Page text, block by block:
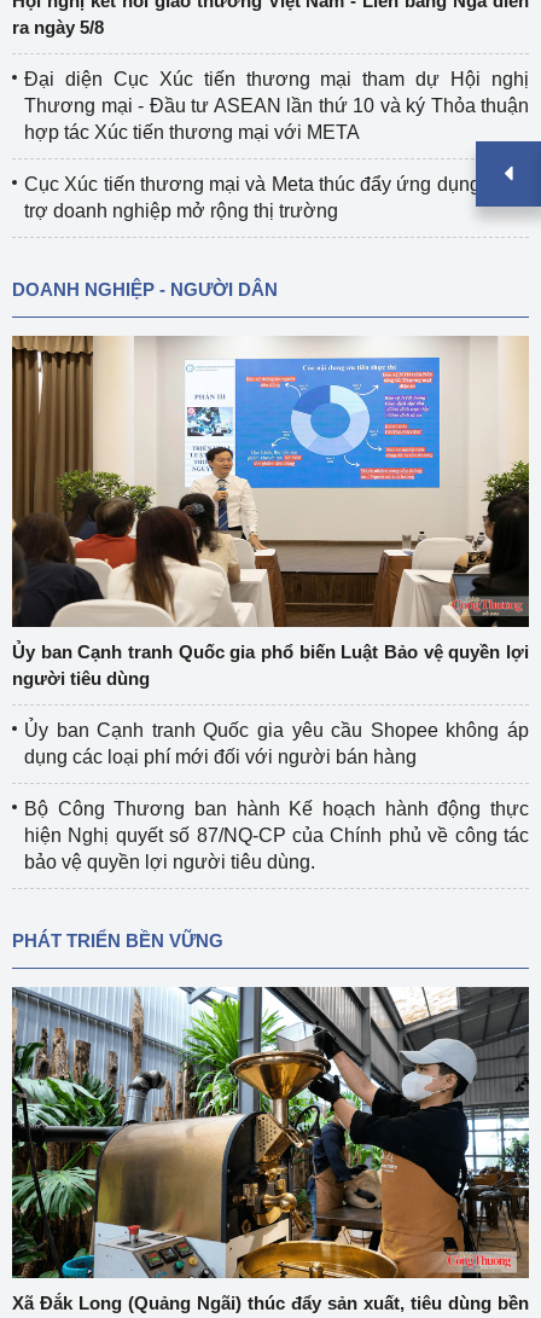
ra ngày 5/8
Đại diện Cục Xúc tiến thương mại tham dự Hội nghị
Thương mại - Đầu tư ASEAN lần thứ 10 và ký Thỏa thuận
hợp tác Xúc tiến thương mại với META
Cục Xúc tiến thương mại và Meta thúc đẩy ứng dụng AI hỗ
trợ doanh nghiệp mở rộng thị trường
DOANH NGHIỆP - NGƯỜI DÂN
Ủy ban Cạnh tranh Quốc gia phổ biến Luật Bảo vệ quyền lợi
người tiêu dùng
Ủy ban Cạnh tranh Quốc gia yêu cầu Shopee không áp
dụng các loại phí mới đối với người bán hàng
Bộ Công Thương ban hành Kế hoạch hành động thực
hiện Nghị quyết số 87/NQ-CP của Chính phủ về công tác
bảo vệ quyền lợi người tiêu dùng.
PHÁT TRIỂN BỀN VỮNG
Xã Đắk Long (Quảng Ngãi) thúc đẩy sản xuất, tiêu dùng bền